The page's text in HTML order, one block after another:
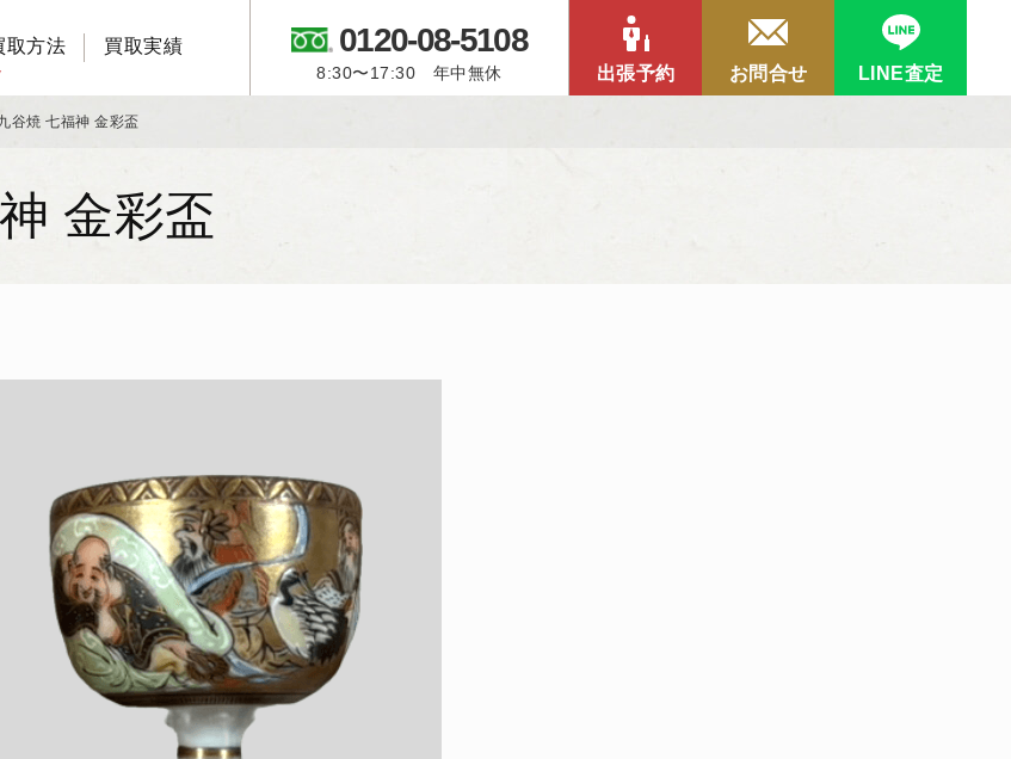
取方法 買取実績 0120-08-5108
8:30〜17:30 年中無休 出張予約 お問合せ LINE査定
谷焼 七福神 金彩盃
金彩盃